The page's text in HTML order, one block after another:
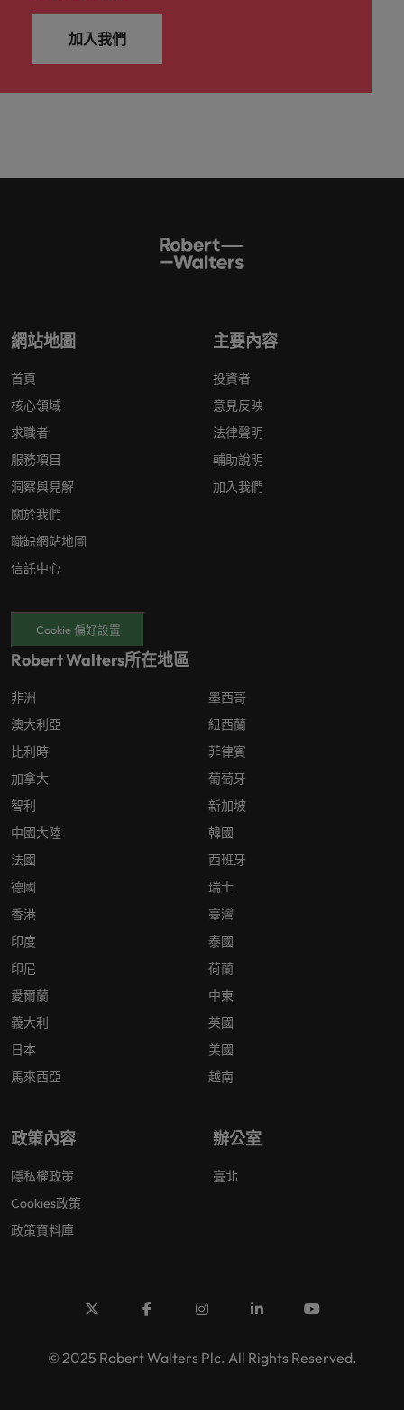
加入我們
網站地圖
首頁
核心領域
求職者
服務項目
洞察與見解
關於我們
職缺網站地圖
信託中心
主要內容
投資者
意見反映
法律聲明
輔助說明
加入我們
Cookie 偏好設置
Robert Walters所在地區
非洲
澳大利亞
比利時
加拿大
智利
中國大陸
法國
德國
香港
印度
印尼
愛爾蘭
義大利
日本
馬來西亞
墨西哥
紐西蘭
菲律賓
葡萄牙
新加坡
韓國
西班牙
瑞士
臺灣
泰國
荷蘭
中東
英國
美國
越南
政策內容
隱私權政策
Cookies政策
政策資料庫
辦公室
臺北
© 2025 Robert Walters Plc. All Rights Reserved.